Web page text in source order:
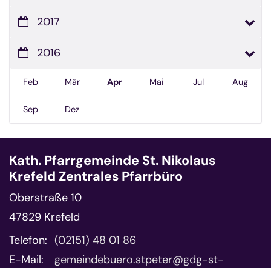
2017
2016
Feb Mär Apr Mai Jul Aug
Sep Dez
Kath. Pfarrgemeinde St. Nikolaus
Krefeld Zentrales Pfarrbüro
Oberstraße 10
47829 Krefeld
Telefon: (02151) 48 01 86
E-Mail:
gemeindebuero.stpeter@gdg-st-